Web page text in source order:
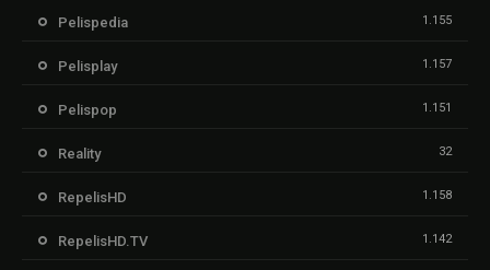
Pelispedia 1.155
Pelisplay 1.157
Pelispop 1.151
Reality 32
RepelisHD 1.158
RepelisHD.TV 1.142